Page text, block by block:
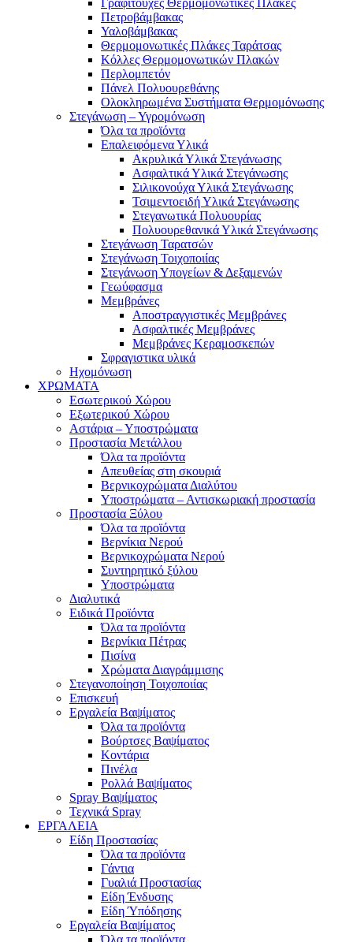
Πετροβάμβακας
Υαλοβάμβακας
Θερμομονωτικές Πλάκες Ταράτσας
Κόλλες Θερμομονωτικών Πλακών
Περλομπετόν
Πάνελ Πολυουρεθάνης
Ολοκληρωμένα Συστήματα Θερμομόνωσης
Στεγάνωση – Υγρομόνωση
Όλα τα προϊόντα
Επαλειφόμενα Υλικά
Ακρυλικά Υλικά Στεγάνωσης
Ασφαλτικά Υλικά Στεγάνωσης
Σιλικονούχα Υλικά Στεγάνωσης
Τσιμεντοειδή Υλικά Στεγάνωσης
Στεγανωτικά Πολυουρίας
Πολυουρεθανικά Υλικά Στεγάνωσης
Στεγάνωση Ταρατσών
Στεγάνωση Τοιχοποιίας
Στεγάνωση Υπογείων & Δεξαμενών
Γεωύφασμα
Μεμβράνες
Αποστραγγιστικές Μεμβράνες
Ασφαλτικές Μεμβράνες
Μεμβράνες Κεραμοσκεπών
Σφραγιστικα υλικά
Ηχομόνωση
ΧΡΩΜΑΤΑ
Εσωτερικού Χώρου
Εξωτερικού Χώρου
Αστάρια – Υποστρώματα
Προστασία Μετάλλου
Όλα τα προϊόντα
Απευθείας στη σκουριά
Βερνικοχρώματα Διαλύτου
Υποστρώματα – Αντισκωριακή προστασία
Προστασία Ξύλου
Όλα τα προϊόντα
Βερνίκια Νερού
Βερνικοχρώματα Νερού
Συντηρητικό ξύλου
Υποστρώματα
Διαλυτικά
Ειδικά Προϊόντα
Όλα τα προϊόντα
Βερνίκια Πέτρας
Πισίνα
Χρώματα Διαγράμμισης
Στεγανοποίηση Τοιχοποιίας
Επισκευή
Εργαλεία Βαψίματος
Όλα τα προϊόντα
Βούρτσες Βαψίματος
Κοντάρια
Πινέλα
Ρολλά Βαψίματος
Spray Βαψίματος
Τεχνικά Spray
ΕΡΓΑΛΕΙΑ
Είδη Προστασίας
Όλα τα προϊόντα
Γάντια
Γυαλιά Προστασίας
Είδη Ένδυσης
Είδη Ύπόδησης
Εργαλεία Βαψίματος
Όλα τα προϊόντα